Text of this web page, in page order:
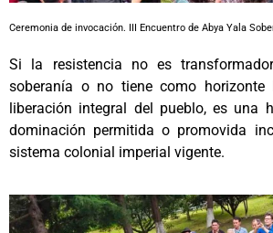
Ceremonia de invocación. III Encuentro de Abya Yala
Si la resistencia no es
soberanía o no tiene como horizonte
liberación integral del pueblo, es una
dominación permitida o promovida
sistema colonial imperial vigente.